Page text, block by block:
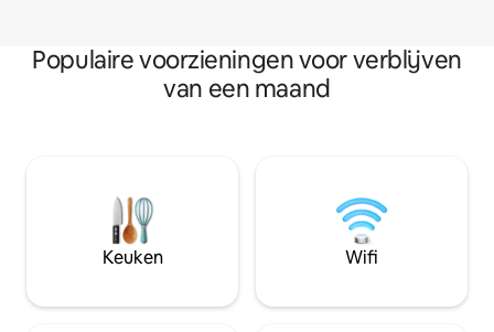
Populaire voorzieningen voor verblijven
van een maand
Keuken Wifi